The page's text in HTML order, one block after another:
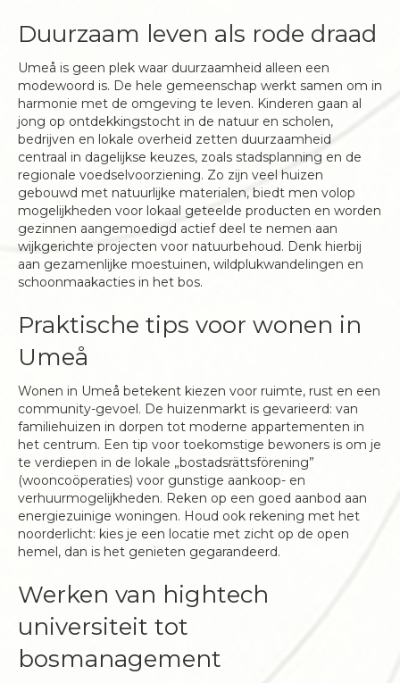
Duurzaam leven als rode draad
Umeå is geen plek waar duurzaamheid alleen een
modewoord is. De hele gemeenschap werkt samen om in
harmonie met de omgeving te leven. Kinderen gaan al
jong op ontdekkingstocht in de natuur en scholen,
bedrijven en lokale overheid zetten duurzaamheid
centraal in dagelijkse keuzes, zoals stadsplanning en de
regionale voedselvoorziening. Zo zijn veel huizen
gebouwd met natuurlijke materialen, biedt men volop
mogelijkheden voor lokaal geteelde producten en worden
gezinnen aangemoedigd actief deel te nemen aan
wijkgerichte projecten voor natuurbehoud. Denk hierbij
aan gezamenlijke moestuinen, wildplukwandelingen en
schoonmaakacties in het bos.
Praktische tips voor wonen in
Umeå
Wonen in Umeå betekent kiezen voor ruimte, rust en een
community-gevoel. De huizenmarkt is gevarieerd: van
familiehuizen in dorpen tot moderne appartementen in
het centrum. Een tip voor toekomstige bewoners is om je
te verdiepen in de lokale „bostadsrättsförening”
(wooncoöperaties) voor gunstige aankoop- en
verhuurmogelijkheden. Reken op een goed aanbod aan
energiezuinige woningen. Houd ook rekening met het
noorderlicht: kies je een locatie met zicht op de open
hemel, dan is het genieten gegarandeerd.
Werken van hightech
universiteit tot
bosmanagement